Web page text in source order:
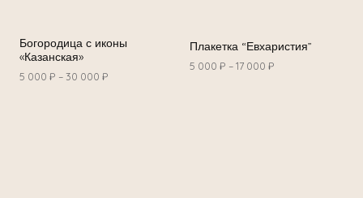
Богородица с иконы
«Казанская»
5 000 ₽ –30 000 ₽
Плакетка “Евхаристия”
5 000 ₽ –17 000 ₽